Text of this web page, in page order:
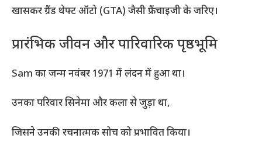
खासकर ग्रैंड थेफ्ट ऑटो (GTA) जैसी फ्रैंचाइजी के जरिए।
प्रारंभिक जीवन और पारिवारिक पृष्ठभूमि
Sam का जन्म नवंबर 1971 में लंदन में हुआ था।
उनका परिवार सिनेमा और कला से जुड़ा था,
जिसने उनकी रचनात्मक सोच को प्रभावित किया।